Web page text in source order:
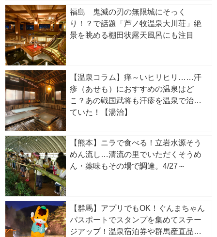
福島 鬼滅の刃の無限城にそっく
り！？で話題「芦ノ牧温泉大川荘」絶
景を眺める棚田状露天風呂にも注目
【温泉コラム】痒～いヒリヒリ……汗
疹（あせも）におすすめの温泉はど
こ？あの戦国武将も汗疹を温泉で治し
ていた！【湯治】
【熊本】ニラで食べる！立岩水源そう
めん流し…清流の里でいただくそうめ
ん・薬味もその場で調達。4/27～
【群馬】アプリでもOK！ぐんまちゃん
パスポートでスタンプを集めてステー
ジアップ！温泉宿泊券や群馬産直品が